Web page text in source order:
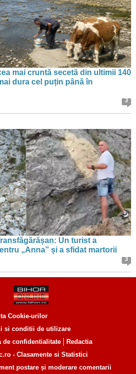
mai cruntă secetă din ultimii 140
dura cel puțin până în
3
Un turist a
„Anna” și a sfidat martorii
3
Cookie-urilor
si conditii de utilizare
de confidentialitate
Redactia
postare și moderare comentarii